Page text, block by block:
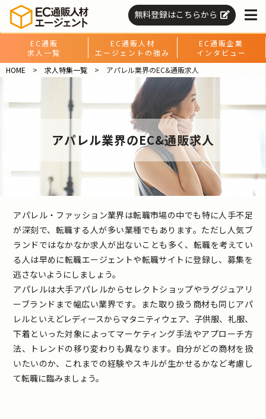
無料登録はこちらから
EC通販
求人一覧
EC通販人材
エージェントの強み
EC通販企業
インタビュー
HOME
求人特集一覧 アパレル業界のEC&通販求人
アパレル業界のEC&通販求人
アパレル・ファッション業界は転職市場の中でも特に人手不足
が深刻で、転職する人が多い業種でもあります。ただし人気ブ
ランドではなかなか求人が出ないことも多く、転職を考えてい
る人は早めに転職エージェントや転職サイトに登録し、募集を
逃さないようにしましょう。
アパレルは大手アパレルからセレクトショップやラグジュアリ
ーブランドまで幅広い業界です。また取り扱う商材も同じアパ
レルといえどレディースからマタニティウェア、子供服、礼服、
下着といった対象によってマーケティング手法やアプローチ方
法、トレンドの移り変わりも異なります。自分がどの商材を扱
いたいのか、これまでの経験やスキルが生かせるかなど考慮し
て転職に臨みましょう。